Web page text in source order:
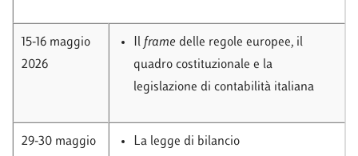
15-16 maggio
2026
Il framedelle regole europee, il
quadro costituzionale e la
legislazione di contabilità italiana
29-30 maggio
La legge di bilancio